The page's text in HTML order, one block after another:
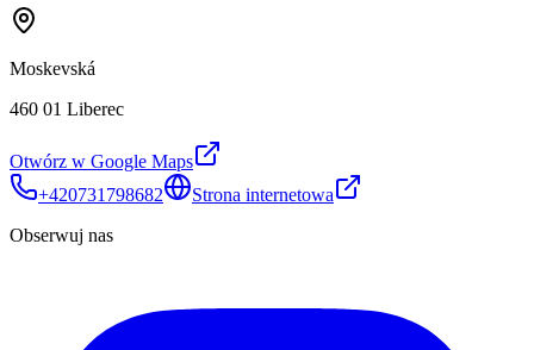
Moskevská
460 01 Liberec
Otwórz w Google Maps
+420731798682
Strona internetowa
Obserwuj nas